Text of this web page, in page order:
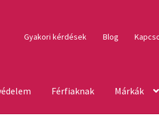
Gyakori kérdések Blog
Férfiaknak Márkák